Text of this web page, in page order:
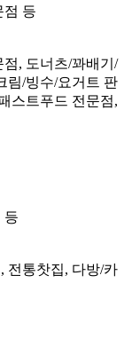
점 등
, 도너츠/꽈배기/
림/빙수/요거트 판
스트푸드 전문점,
등
전통찻집, 다방/카